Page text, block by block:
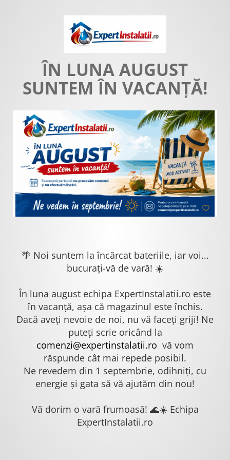
ÎN LUNA AUGUST
SUNTEM ÎN VACANȚĂ!
🌴 Noi suntem la încărcat bateriile, iar voi...
bucurați-vă de vară! ☀️
În luna august echipa ExpertInstalatii.ro este
în vacanță, așa că magazinul este închis.
Dacă aveți nevoie de noi, nu vă faceți griji! Ne
puteți scrie oricând la
comenzi@expertinstalatii.ro vă vom
răspunde cât mai repede posibil.
Ne revedem din 1 septembrie, odihniți, cu
energie și gata să vă ajutăm din nou!
Vă dorim o vară frumoasă! 🌊☀️ Echipa
ExpertInstalatii.ro